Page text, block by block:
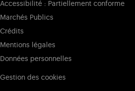
Accessibilité : Partiellement conforme
Marchés Publics
Crédits
Mentions légales
Données personnelles
Gestion des cookies